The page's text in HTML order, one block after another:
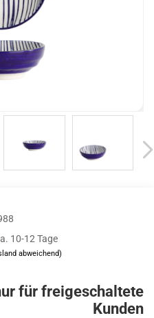
10-12 Tage
abweichend)
für freigeschaltete
Kunden